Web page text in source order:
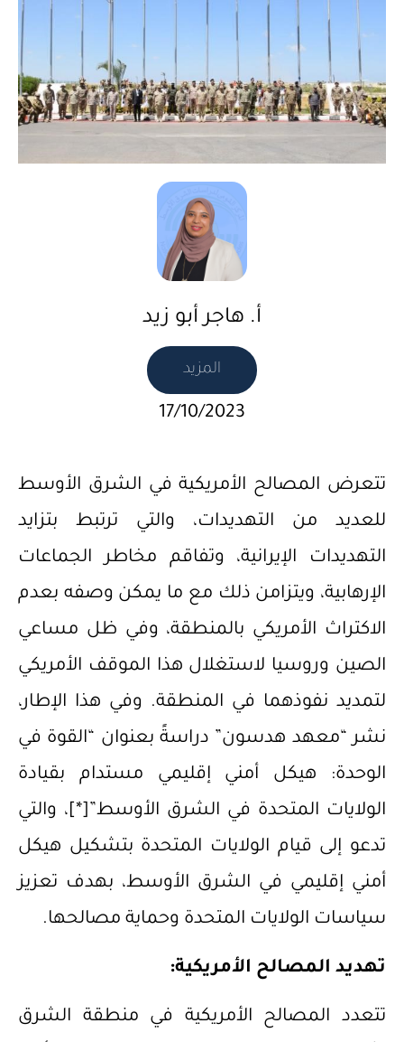
أ. هاجر أبو زيد
المزيد
17/10/2023
تتعرض المصالح الأمريكية في الشرق الأوسط
للعديد من التهديدات، والتي ترتبط بتزايد
التهديدات الإيرانية، وتفاقم مخاطر الجماعات
الإرهابية، ويتزامن ذلك مع ما يمكن وصفه بعدم
الاكتراث الأمريكي بالمنطقة، وفي ظل مساعي
الصين وروسيا لاستغلال هذا الموقف الأمريكي
لتمديد نفوذهما في المنطقة. وفي هذا الإطار،
نشر “معهد هدسون” دراسةً بعنوان “القوة في
الوحدة: هيكل أمني إقليمي مستدام بقيادة
الولايات المتحدة في الشرق الأوسط” [*]، والتي
تدعو إلى قيام الولايات المتحدة بتشكيل هيكل
أمني إقليمي في الشرق الأوسط، بهدف تعزيز
سياسات الولايات المتحدة وحماية مصالحها.
تهديد المصالح الأمريكية:
تتعدد المصالح الأمريكية في منطقة الشرق